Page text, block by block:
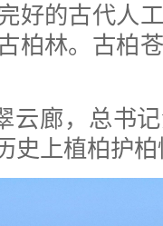
好的古代人
柏林。古柏
廊，总书记
史上植柏护